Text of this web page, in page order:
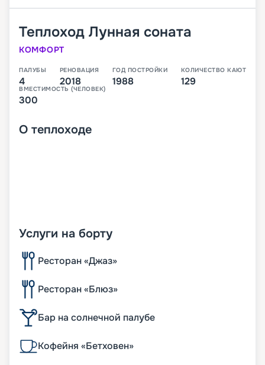
Теплоход Лунная соната
КОМФОРТ
ПАЛУБЫ
4
РЕНОВАЦИЯ
2018
ГОД ПОСТРОЙКИ
1988
КОЛИЧЕСТВО КАЮТ
129
ВМЕСТИМОСТЬ (ЧЕЛОВЕК)
300
О теплоходе
Услуги на борту
Ресторан «Джаз»
Ресторан «Блюз»
Бар на солнечной палубе
Кофейня «Бетховен»